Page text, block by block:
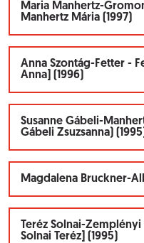
Maria Manhertz-
Manhertz Mária (1997)
Anna Szontág-Fetter -
Anna] (1996)
Susanne Gábeli-
Gábeli Zsuzsanna) (1995)
Magdalena Bruckner-
Teréz Solnai-
Solnai Teréz] (1995)